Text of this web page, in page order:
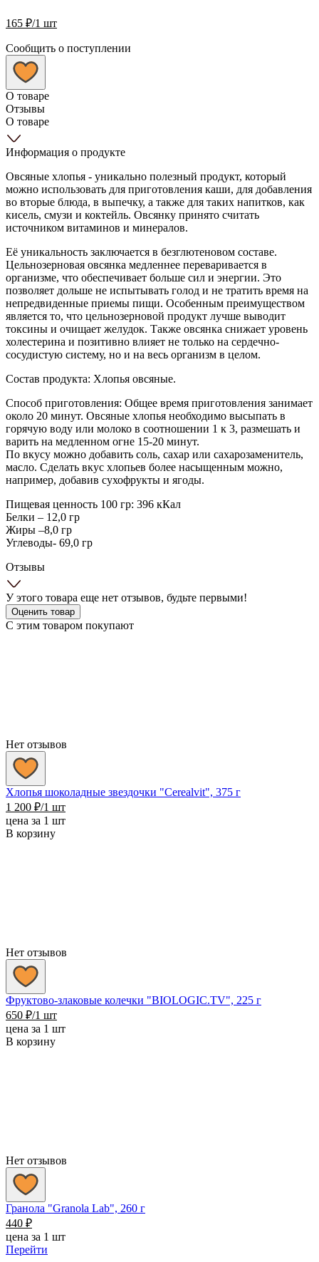
165 ₽/1 шт
Сообщить о поступлении
О товаре
Отзывы
О товаре
Информация о продукте
Овсяные хлопья - уникально полезный продукт, который
можно использовать для приготовления каши, для добавления
во вторые блюда, в выпечку, а также для таких напитков, как
кисель, смузи и коктейль. Овсянку принято считать
источником витаминов и минералов.
Её уникальность заключается в безглютеновом составе.
Цельнозерновая овсянка медленнее переваривается в
организме, что обеспечивает больше сил и энергии. Это
позволяет дольше не испытывать голод и не тратить время на
непредвиденные приемы пищи. Особенным преимуществом
является то, что цельнозерновой продукт лучше выводит
токсины и очищает желудок. Также овсянка снижает уровень
холестерина и позитивно влияет не только на сердечно-
сосудистую систему, но и на весь организм в целом.
Состав продукта: Хлопья овсяные.
Способ приготовления: Общее время приготовления занимает
около 20 минут. Овсяные хлопья необходимо высыпать в
горячую воду или молоко в соотношении 1 к 3, размешать и
варить на медленном огне 15-20 минут.
По вкусу можно добавить соль, сахар или сахарозаменитель,
масло. Сделать вкус хлопьев более насыщенным можно,
например, добавив сухофрукты и ягоды.
Пищевая ценность 100 гр: 396 кКал
Белки – 12,0 гр
Жиры –8,0 гр
Углеводы- 69,0 гр
Отзывы
У этого товара еще нет отзывов, будьте первыми!
Оценить товар
С этим товаром покупают
Нет отзывов
Хлопья шоколадные звездочки "Cerealvit", 375 г
1 200 ₽/1 шт
цена за 1 шт
В корзину
Нет отзывов
Фруктово-злаковые колечки "BIOLOGIC.TV", 225 г
650 ₽/1 шт
цена за 1 шт
В корзину
Нет отзывов
Гранола "Granola Lab", 260 г
440 ₽
цена за 1 шт
Перейти